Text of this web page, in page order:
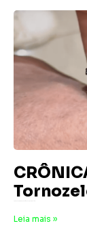
Leia mais »